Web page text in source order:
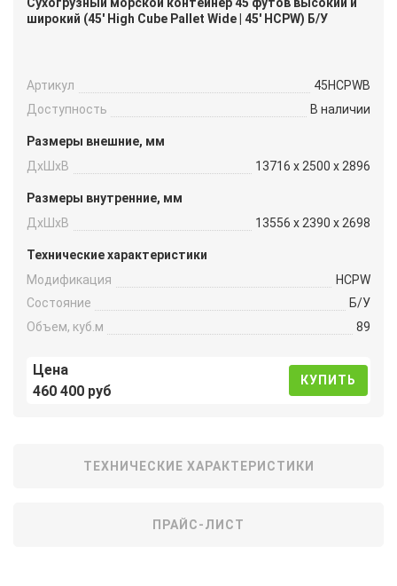
Сухогрузный морской контейнер 45 футов высокий и
широкий (45′ High Cube Pallet Wide | 45′ HCPW) Б/У
Артикул
45HCPWB
Доступность
В наличии
Размеры внешние, мм
ДxШxВ
13716 x 2500 x 2896
Размеры внутренние, мм
ДxШxВ
13556 x 2390 x 2698
Технические характеристики
Модификация
HCPW
Состояние
Б/У
Объем, куб.м
89
Цена
460 400 руб
КУПИТЬ
ТЕХНИЧЕСКИЕ ХАРАКТЕРИСТИКИ
ПРАЙС-ЛИСТ